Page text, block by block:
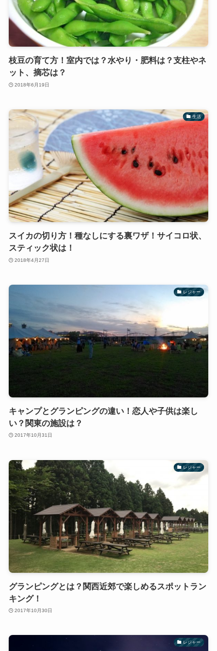
枝豆の育て方！室内では？水やり・肥料は？支柱やネ
ット、摘芯は？
2018年6月19日
生活
スイカの切り方！種なしにする裏ワザ！サイコロ状、
スティック状は！
2018年4月27日
レジャー
キャンプとグランピングの違い！恋人や子供は楽し
い？関東の施設は？
2017年10月31日
レジャー
グランピングとは？関西近郊で楽しめるスポットラン
キング！
2017年10月30日
レジャー